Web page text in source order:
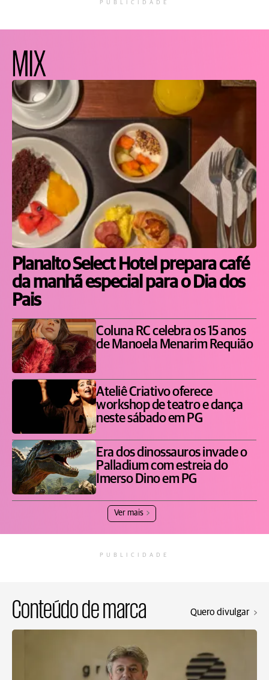
PUBLICIDADE
MIX
Planalto Select Hotel prepara café
da manhã especial para o Dia dos
Pais
Coluna RC celebra os 15 anos
de Manoela Menarim Requião
Ateliê Criativo oferece
workshop de teatro e dança
neste sábado em PG
Era dos dinossauros invade o
Palladium com estreia do
Imerso Dino em PG
Ver mais
PUBLICIDADE
Conteúdo de marca Quero divulgar